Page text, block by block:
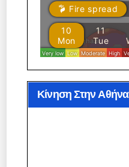
Κίνηση Στην Αθήνα